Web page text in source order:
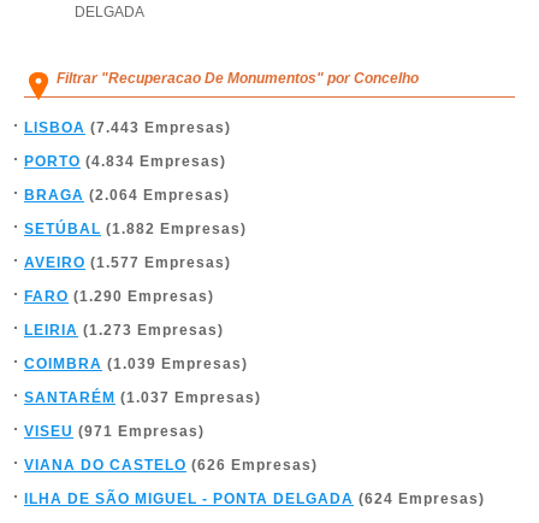
DELGADA
Filtrar "Recuperacao De Monumentos" por Concelho
LISBOA (7.443 Empresas)
PORTO (4.834 Empresas)
BRAGA (2.064 Empresas)
SETÚBAL (1.882 Empresas)
AVEIRO (1.577 Empresas)
FARO (1.290 Empresas)
LEIRIA (1.273 Empresas)
COIMBRA (1.039 Empresas)
SANTARÉM (1.037 Empresas)
VISEU (971 Empresas)
VIANA DO CASTELO (626 Empresas)
ILHA DE SÃO MIGUEL - PONTA DELGADA (624 Empresas)